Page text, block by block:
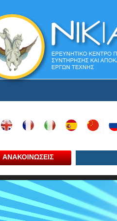
ΑΝΑΚΟΙΝΩΣΕΙΣ